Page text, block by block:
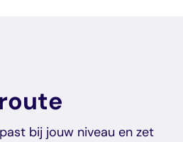
bij jouw niveau en zet